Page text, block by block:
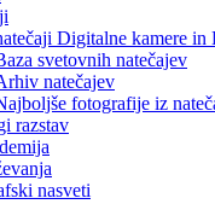
Digitalne kamere in
svetovnih natečajev
natečajev
fotografije iz
razstav
nasveti